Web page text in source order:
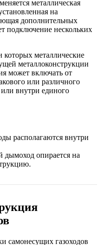
металлическая
на
дополнительных
подключение нескольких
металлические
металлоконструкции
может включать от
или различного
внутри единого
располагаются внутри
опирается на
самонесущих газоходов